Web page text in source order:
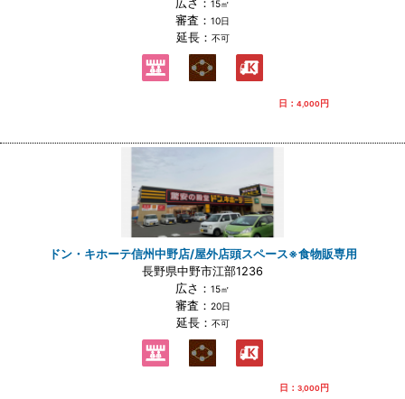
広さ： 15㎡
審査： 10日
延長： 不可
日： 4,000円
ドン・キホーテ信州中野店/屋外店頭スペース※食物販専用
長野県中野市江部1236
広さ： 15㎡
審査： 20日
延長： 不可
日： 3,000円